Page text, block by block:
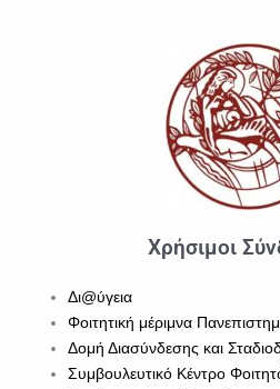
Χρήσιμοι
Δι@ύγεια
Φοιτητική μέριμνα
Δομή Διασύνδεσης και
Συμβουλευτικό Κέντρο